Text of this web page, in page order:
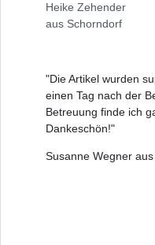
Heike Zehender
aus Schorndorf
"Die Artikel wurden
einen Tag nach der
Betreuung finde ich
Dankeschön!"
Susanne Wegner